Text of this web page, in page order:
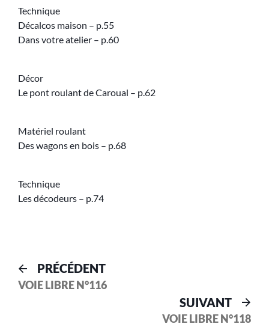
Technique
Décalcos maison – p.55
Dans votre atelier – p.60
Décor
Le pont roulant de Caroual – p.62
Matériel roulant
Des wagons en bois – p.68
Technique
Les décodeurs – p.74
PRÉCÉDENT
VOIE LIBRE N°116
SUIVANT
VOIE LIBRE N°118